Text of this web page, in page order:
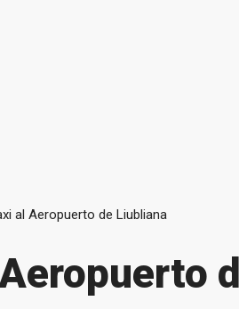
al Aeropuerto de Liubliana